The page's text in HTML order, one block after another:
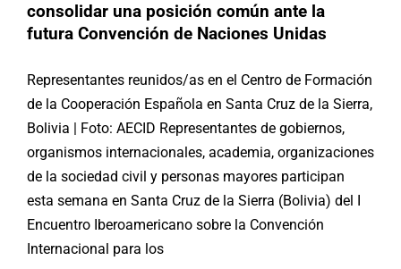
consolidar una posición común ante la
futura Convención de Naciones Unidas
Representantes reunidos/as en el Centro de Formación
de la Cooperación Española en Santa Cruz de la Sierra,
Bolivia | Foto: AECID Representantes de gobiernos,
organismos internacionales, academia, organizaciones
de la sociedad civil y personas mayores participan
esta semana en Santa Cruz de la Sierra (Bolivia) del I
Encuentro Iberoamericano sobre la Convención
Internacional para los